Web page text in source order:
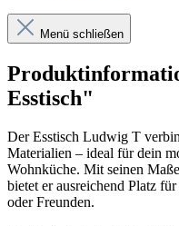
Menü schließen
Esstisch"
Der Esstisch Ludwig T
Materialien – ideal für dein
Wohnküche. Mit seinen
bietet er ausreichend Platz
oder Freunden.